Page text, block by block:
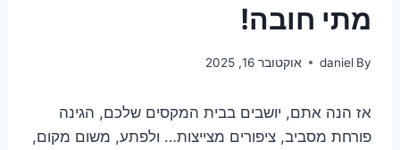
מתי חובה!
By
daniel אוקטובר 16, 2025
אז הנה אתם, יושבים בבית המקסים שלכם, הגינה
פורחת מסביב, ציפורים מצייצות… ולפתע, משום מקום,